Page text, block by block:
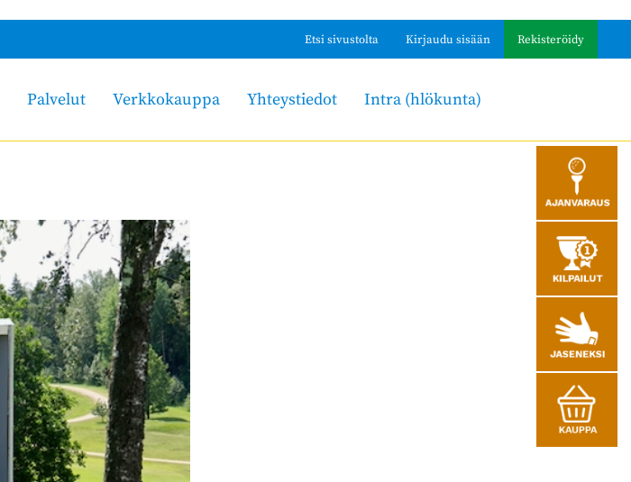
Etsi sivustolta Kirjaudu sisään Rekisteröidy
Palvelut Verkkokauppa Yhteystiedot Intra (hlökunta)